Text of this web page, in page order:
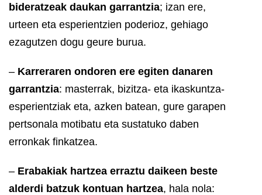
bideratzeak daukan garrantzia; izan ere,
urteen eta esperientzien poderioz, gehiago
ezagutzen dogu geure burua.
– Karreraren ondoren ere egiten danaren
garrantzia: masterrak, bizitza- eta ikaskuntza-
esperientziak eta, azken batean, gure garapen
pertsonala motibatu eta sustatuko daben
erronkak finkatzea.
– Erabakiak hartzea erraztu daikeen beste
alderdi batzuk kontuan hartzea, hala nola: